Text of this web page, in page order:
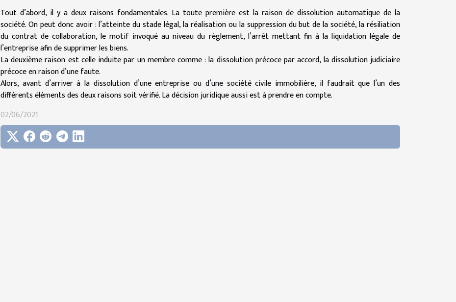
Tout d’abord, il y a deux raisons fondamentales. La toute première est la raison de dissolution automatique de la
société. On peut donc avoir : l’atteinte du stade légal, la réalisation ou la suppression du but de la société, la résiliation
du contrat de collaboration, le motif invoqué au niveau du règlement, l’arrêt mettant fin à la liquidation légale de
l’entreprise afin de supprimer les biens.
La deuxième raison est celle induite par un membre comme : la dissolution précoce par accord, la dissolution judiciaire
précoce en raison d’une faute.
Alors, avant d’arriver à la dissolution d’une entreprise ou d’une société civile immobilière, il faudrait que l’un des
différents éléments des deux raisons soit vérifié. La décision juridique aussi est à prendre en compte.
02/06/2021